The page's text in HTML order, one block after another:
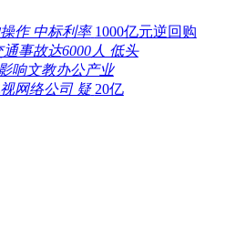
作 中标利率 1000亿元逆回购
事故达6000人 低头
响文教办公产业
网络公司 疑 20亿